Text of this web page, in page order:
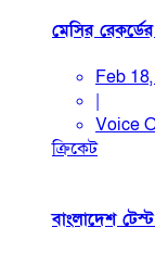
মেসির
Feb
|
Voice
ক্রিকেট
বাংলাদেশ